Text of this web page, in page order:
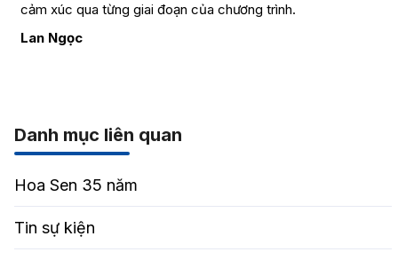
cảm xúc qua từng giai đoạn của chương trình.
Lan Ngọc
Danh mục liên quan
Hoa Sen 35 năm
Tin sự kiện